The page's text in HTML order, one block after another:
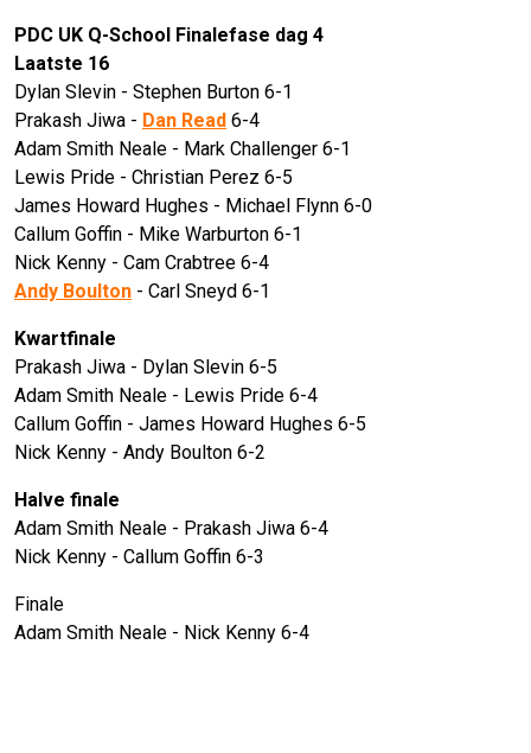
PDC UK Q-School Finalefase dag 4
Laatste 16
Dylan Slevin - Stephen Burton 6-1
Prakash Jiwa - Dan Read 6-4
Adam Smith Neale - Mark Challenger 6-1
Lewis Pride - Christian Perez 6-5
James Howard Hughes - Michael Flynn 6-0
Callum Goffin - Mike Warburton 6-1
Nick Kenny - Cam Crabtree 6-4
Andy Boulton - Carl Sneyd 6-1
Kwartfinale
Prakash Jiwa - Dylan Slevin 6-5
Adam Smith Neale - Lewis Pride 6-4
Callum Goffin - James Howard Hughes 6-5
Nick Kenny - Andy Boulton 6-2
Halve finale
Adam Smith Neale - Prakash Jiwa 6-4
Nick Kenny - Callum Goffin 6-3
Finale
Adam Smith Neale - Nick Kenny 6-4